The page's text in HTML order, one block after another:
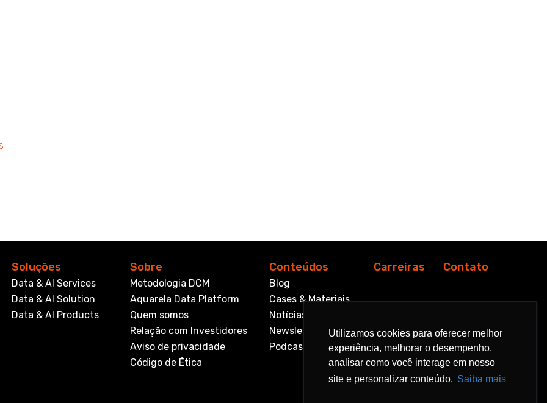
Utilizamos cookies para oferecer melhor
experiência, melhorar o desempenho,
analisar como você interage em nosso
site e personalizar conteúdo. Saiba mais
Utilizamos cookies para oferecer melhor
experiência, melhorar o desempenho,
analisar como você interage em nosso
site e personalizar conteúdo. Saiba mais
Soluções
Data & AI Services
Data & AI Solution
Data & AI Products
Sobre
Metodologia DCM
Aquarela Data Platform
Quem somos
Relação com Investidores
Aviso de privacidade
Código de Ética
Conteúdos
Blog
Cases & Materiais
Notícias
Newsletter
Podcast
Carreiras Contato